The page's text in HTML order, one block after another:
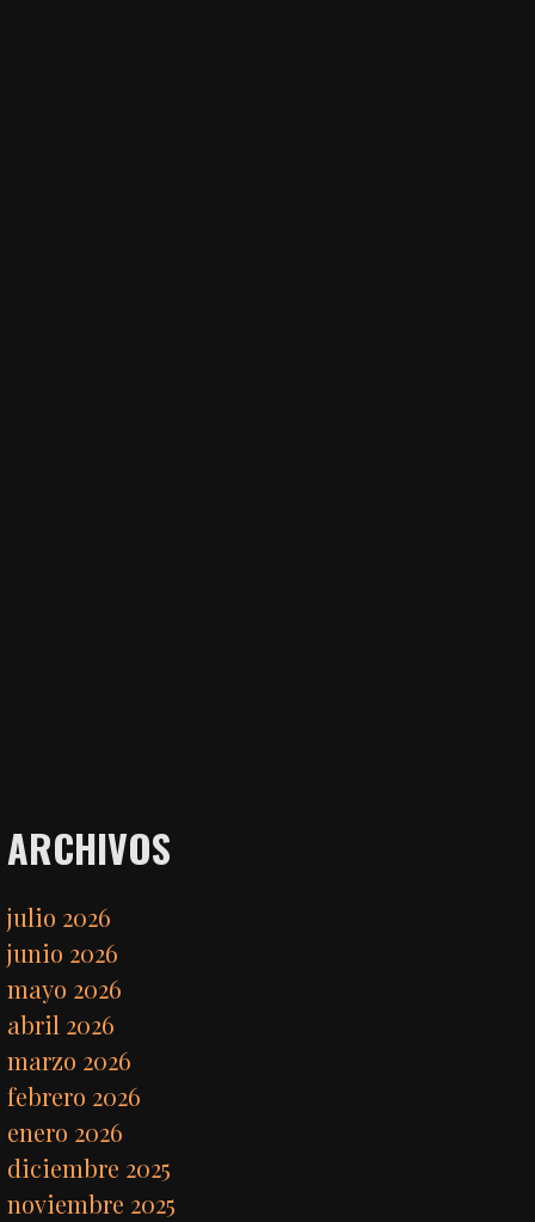
ARCHIVOS
julio 2026
junio 2026
mayo 2026
abril 2026
marzo 2026
febrero 2026
enero 2026
diciembre 2025
noviembre 2025